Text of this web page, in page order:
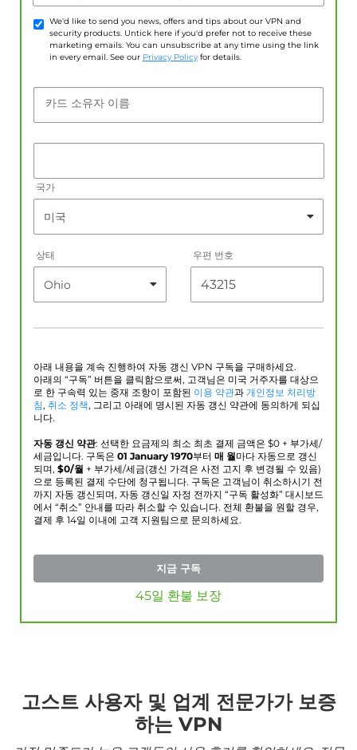
We'd like to send you news, offers and tips about our VPN and
security products. Untick here if you'd prefer not to receive these
marketing emails. You can unsubscribe at any time using the link
in every email. See our Privacy Policy for details.
카드 소유자 이름
국가
상태 우편 번호
아래 내용을 계속 진행하여 자동 갱신 VPN 구독을 구매하세요.
아래의 “구독” 버튼을 클릭함으로써, 고객님은 미국 거주자를 대상으
로 한 구속력 있는 중재 조항이 포함된 이용 약관과 개인정보 처리방
침, 취소 정책, 그리고 아래에 명시된 자동 갱신 약관에 동의하게 되십
니다.
자동 갱신 약관: 선택한 요금제의 최소 최초 결제 금액은 $0 + 부가세/
세금입니다. 구독은 01 January 1970부터 매 월마다 자동으로 갱신
되며, $0/월 + 부가세/세금(갱신 가격은 사전 고지 후 변경될 수 있음)
으로 등록된 결제 수단에 청구됩니다. 구독은 고객님이 취소하시기 전
까지 자동 갱신되며, 자동 갱신일 자정 전까지 “구독 활성화” 대시보드
에서 “취소” 안내를 따라 취소할 수 있습니다. 전체 환불을 원할 경우,
결제 후 14일 이내에 고객 지원팀으로 문의하세요.
지금 구독
45일 환불 보장
고스트 사용자 및 업계 전문가가 보증
하는 VPN